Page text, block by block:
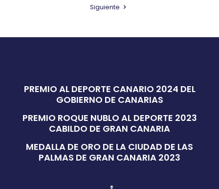
Siguiente
PREMIO AL DEPORTE CANARIO 2024 DEL
GOBIERNO DE CANARIAS
PREMIO ROQUE NUBLO AL DEPORTE 2023
CABILDO DE GRAN CANARIA
MEDALLA DE ORO DE LA CIUDAD DE LAS
PALMAS DE GRAN CANARIA 2023